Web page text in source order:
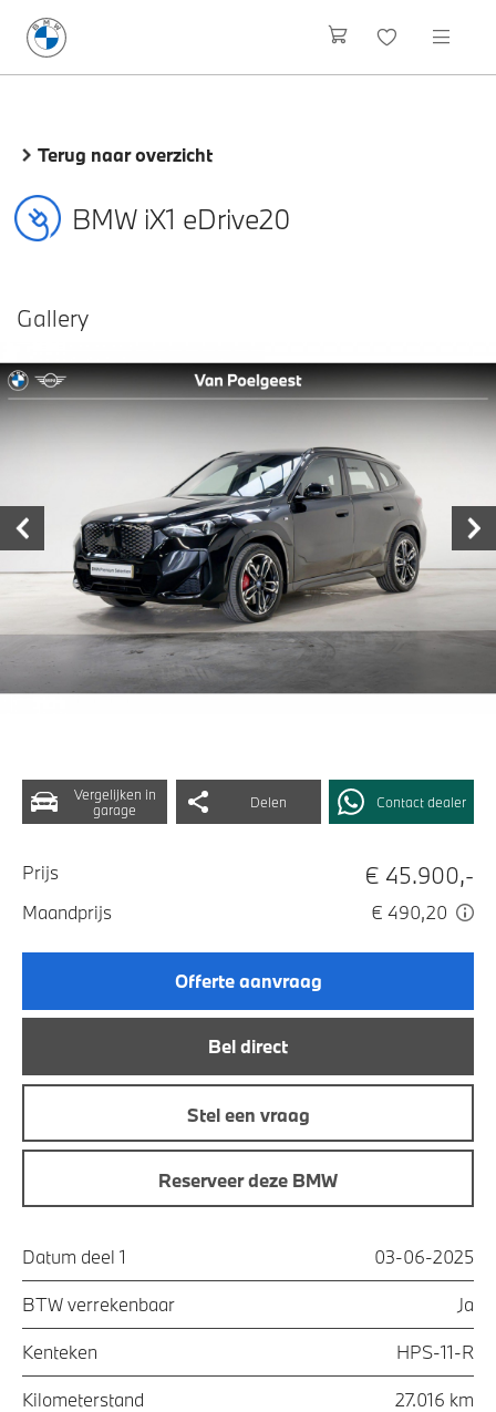
Terug naar overzicht
BMW iX1 eDrive20
Vergelijken in
garage
Delen Contact dealer
Prijs € 45.900,-
Maandprijs € 490,20
Offerte aanvraag
Bel direct
Stel een vraag
Reserveer deze BMW
Datum deel 1 03-06-2025
BTW verrekenbaar Ja
Kenteken HPS-11-R
Kilometerstand 27.016 km
Gallery